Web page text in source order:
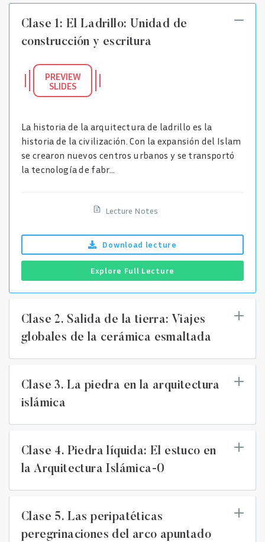
Clase 1: El Ladrillo: Unidad de
construcción y escritura
La historia de la arquitectura de ladrillo es la
historia de la civilización. Con la expansión del Islam
se crearon nuevos centros urbanos y se transportó
la tecnología de fabr...
PREVIEW
SLIDES
Lecture Notes
Download lecture
Explore Full Lecture
Clase 2. Salida de la tierra: Viajes
globales de la cerámica esmaltada
Clase 3. La piedra en la arquitectura
islámica
Clase 4. Piedra líquida: El estuco en
la Arquitectura Islámica-0
Clase 5. Las peripatéticas
peregrinaciones del arco apuntado